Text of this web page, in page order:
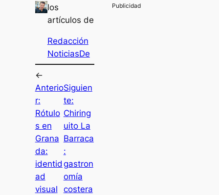
los
artículos de
Redacción
NoticiasDe
←
Anterio
r:
Rótulo
s en
Grana
da:
identid
ad
visual
Siguien
te:
Chiring
uito La
Barraca
:
gastron
omía
costera